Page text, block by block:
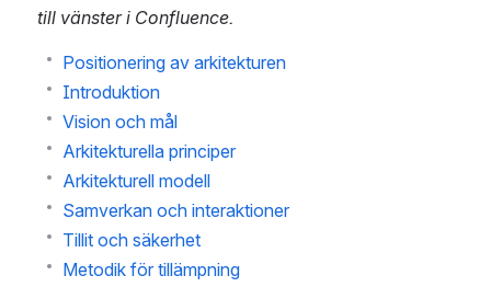
till vänster i Confluence.
Positionering av arkitekturen
Introduktion
Vision och mål
Arkitekturella principer
Arkitekturell modell
Samverkan och interaktioner
Tillit och säkerhet
Metodik för tillämpning